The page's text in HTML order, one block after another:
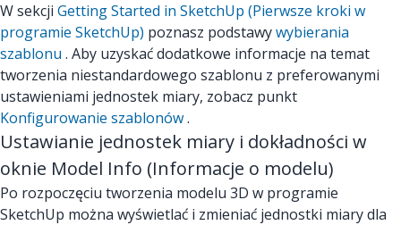
W sekcji Getting Started in SketchUp (Pierwsze kroki w
programie SketchUp) poznasz podstawywybierania
szablonu . Aby uzyskać dodatkowe informacje na temat
tworzenia niestandardowego szablonu z preferowanymi
ustawieniami jednostek miary, zobacz punkt
Konfigurowanie szablonów.
Ustawianie jednostek miary i dokładności w
oknie Model Info (Informacje o modelu)
Po rozpoczęciu tworzenia modelu 3D w programie
SketchUp można wyświetlać i zmieniać jednostki miary dla